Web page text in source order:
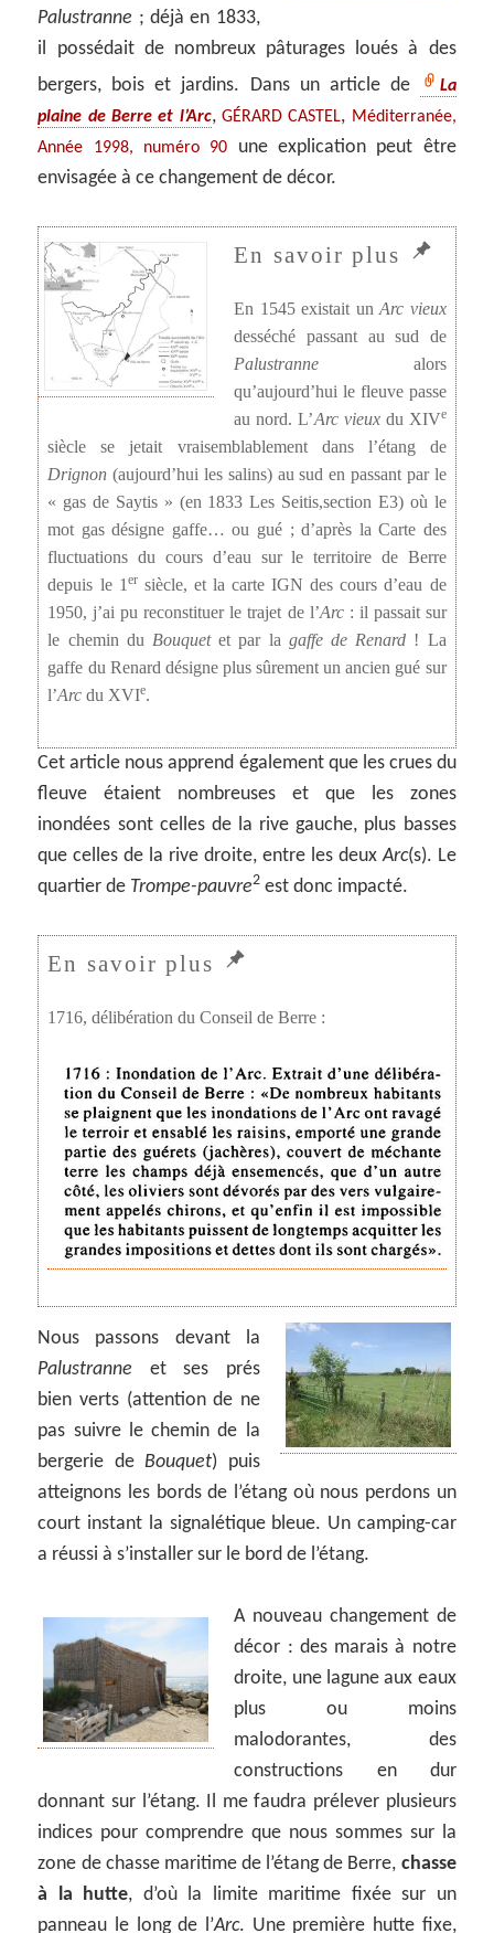
Palustranne ; déjà en 1833,
il possédait de nombreux pâturages loués à des
bergers, bois et jardins. Dans un article de
La
plaine de Berre et l’Arc, GÉRARD CASTEL, Méditerranée,
Année 1998, numéro 90
une explication peut être
envisagée à ce changement de décor.
En 1545 existait unArc vieux
desséché passant au sud de
Palustranne alors
qu’aujourd’hui le fleuve passe
au nord. L’Arc vieuxdu XIVe
siècle se jetait vraisemblablement dans l’étang de
Drignon (aujourd’hui les salins) au sud en passant par le
« gas de Saytis » (en 1833 Les Seitis,section E3) où le
mot gas désigne gaffe… ou gué ; d’après la Carte des
fluctuations du cours d’eau sur le territoire de Berre
depuis le 1ersiècle, et la carte IGN des cours d’eau de
1950, j’ai pu reconstituer le trajet de l’Arc: il passait sur
le chemin duBouquetet par la gaffe de Renard ! La
gaffe du Renard désigne plus sûrement un ancien gué sur
l’Arcdu XVIe.
Cet article nous apprend également que les crues du
fleuve étaient nombreuses et que les zones
inondées sont celles de la rive gauche, plus basses
que celles de la rive droite, entre les deuxArc(s). Le
quartier de Trompe-pauvre2 est donc impacté.
1716, délibération du Conseil de Berre :
Nous passons devant la
Palustranne et ses prés
bien verts (attention de ne
pas suivre le chemin de la
bergerie deBouquet) puis
atteignons les bords de l’étang où nous perdons un
court instant la signalétique bleue. Un camping-car
a réussi à s’installer sur le bord de l’étang.
A nouveau changement de
décor : des marais à notre
droite, une lagune aux eaux
plus ou moins
malodorantes, des
constructions en dur
donnant sur l’étang. Il me faudra prélever plusieurs
indices pour comprendre que nous sommes sur la
zone de chasse maritime de l’étang de Berre, chasse
à la hutte, d’où la limite maritime fixée sur un
panneau le long de l’Arc. Une première hutte fixe,